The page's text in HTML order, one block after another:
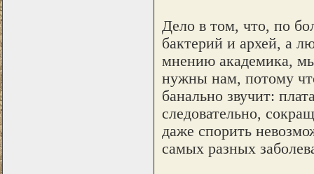
Дело в том, что, по
бактерий и архей, а
мнению академика,
нужны нам, потому
банально звучит:
следовательно,
даже спорить
самых разных